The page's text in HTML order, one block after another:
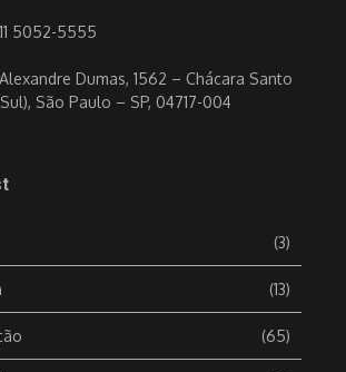
5052-5555
Dumas, 1562 – Chácara Santo
São Paulo – SP, 04717-004
(3)
(13)
(65)